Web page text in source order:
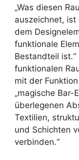
„Was diesen
auszeichnet,
dem
funktionale
Bestandteil
funktionalen
mit der
„magische Bar-
überlegenen
Textilien,
und Schichten
verbinden.“